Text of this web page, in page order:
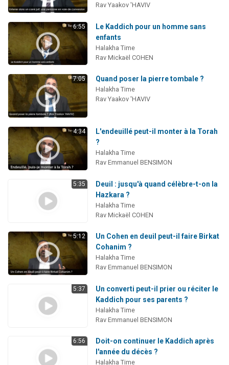
Rav Yaakov 'HAVIV
6:55
Le Kaddich pour un homme sans
enfants
Halakha Time
Rav Mickaël COHEN
7:05 Quand poser la pierre tombale ?
Halakha Time
Rav Yaakov 'HAVIV
4:34
L'endeuillé peut-il monter à la Torah
?
Halakha Time
Rav Emmanuel BENSIMON
5:35
Deuil : jusqu'à quand célèbre-t-on la
Hazkara ?
Halakha Time
Rav Mickaël COHEN
5:12
Un Cohen en deuil peut-il faire Birkat
Cohanim ?
Halakha Time
Rav Emmanuel BENSIMON
5:37
Un converti peut-il prier ou réciter le
Kaddich pour ses parents ?
Halakha Time
Rav Emmanuel BENSIMON
6:56
Doit-on continuer le Kaddich après
l'année du décès ?
Halakha Time